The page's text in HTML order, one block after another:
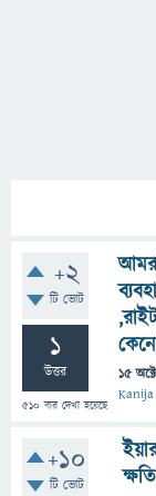
+2
টি ভোট
1
উত্তর
510 বার দেখা হয়েছে
15
+10
টি ভোট